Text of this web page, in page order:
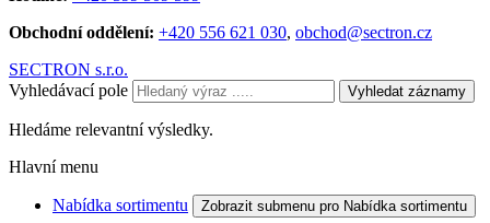
Obchodní oddělení: +420 556 621 030, obchod@sectron.cz
SECTRON s.r.o.
Vyhledávací pole
Vyhledat záznamy
Hledáme relevantní výsledky.
Hlavní menu
Nabídka sortimentu Zobrazit submenu pro Nabídka sortimentu